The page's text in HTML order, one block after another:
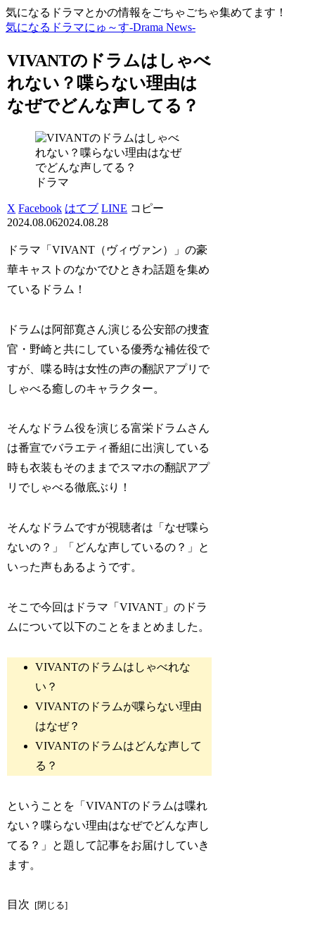
気になるドラマとかの情報をごちゃごちゃ集めてます！
気になるドラマにゅ～す-Drama News-
VIVANTのドラムはしゃべ
れない？喋らない理由は
なぜでどんな声してる？
ドラマ
X Facebook はてブ LINE コピー
2024.08.062024.08.28
ドラマ「VIVANT（ヴィヴァン）」の豪
華キャストのなかでひときわ話題を集め
ているドラム！
ドラムは阿部寛さん演じる公安部の捜査
官・野崎と共にしている優秀な補佐役で
すが、喋る時は女性の声の翻訳アプリで
しゃべる癒しのキャラクター。
そんなドラム役を演じる富栄ドラムさん
は番宣でバラエティ番組に出演している
時も衣装もそのままでスマホの翻訳アプ
リでしゃべる徹底ぶり！
そんなドラムですが視聴者は「なぜ喋ら
ないの？」「どんな声しているの？」と
いった声もあるようです。
そこで今回はドラマ「VIVANT」のドラ
ムについて以下のことをまとめました。
VIVANTのドラムはしゃべれな
い？
VIVANTのドラムが喋らない理由
はなぜ？
VIVANTのドラムはどんな声して
る？
ということを「VIVANTのドラムは喋れ
ない？喋らない理由はなぜでどんな声し
てる？」と題して記事をお届けしていき
ます。
目次